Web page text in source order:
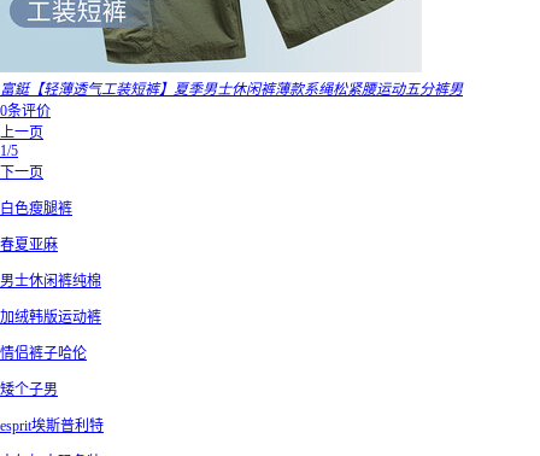
富鋌【轻薄透气工装短裤】夏季男士休闲裤薄款系绳松紧腰运动五分裤男
0条评价
上一页
1/5
下一页
白色瘦腿裤
春夏亚麻
男士休闲裤纯棉
加绒韩版运动裤
情侣裤子哈伦
矮个子男
esprit埃斯普利特